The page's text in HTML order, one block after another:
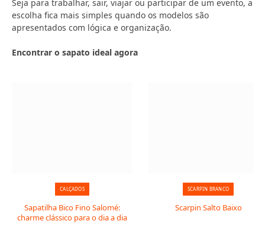
Seja para trabalhar, sair, viajar ou participar de um evento, a
escolha fica mais simples quando os modelos são
apresentados com lógica e organização.
Encontrar o sapato ideal agora
CALÇADOS
Sapatilha Bico Fino Salomé:
charme clássico para o dia a dia
SCARPIN BRANCO
Scarpin Salto Baixo